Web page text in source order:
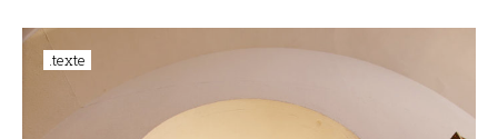
.texte